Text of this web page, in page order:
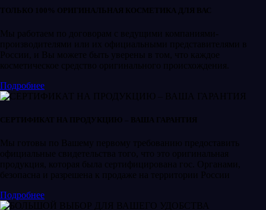
ТОЛЬКО 100% ОРИГИНАЛЬНАЯ КОСМЕТИКА ДЛЯ ВАС
Мы работаем по договорам с ведущими компаниями-
производителями или их официальными представителями в
России, и Вы можете быть уверены в том, что каждое
косметическое средство оригинального происхождения.
Подробнее
СЕРТИФИКАТ НА ПРОДУКЦИЮ – ВАША ГАРАНТИЯ
Мы готовы по Вашему первому требованию предоставить
официальные свидетельства того, что это оригинальная
продукция, которая была сертифицирована гос. Органами,
безопасна и разрешена к продаже на территории России
Подробнее